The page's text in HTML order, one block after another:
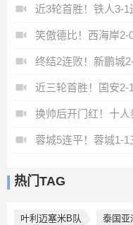
热门TAG
叶利迈塞米B队 泰国亚